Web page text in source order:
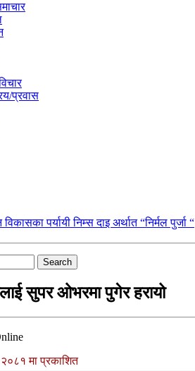
प्रवास
पर्यायी निम्स दाइ अर्थात “निर्मल पुर्जा “
Search
सुपर ओभरमा पुगेर हरायो
मा प्रकाशित